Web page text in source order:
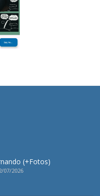
(+Fotos)
07/2026